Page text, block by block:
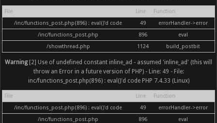
File Line
Function
/inc/functions_post.php(896) : eval()'d code
49
errorHandler->error
/inc/functions_post.php
896
eval
/showthread.php
1124 build_postbit
Warning[2] Use of undefined constant inline_ad - assumed 'inline_ad' (this will
throw an Error in a future version of PHP) - Line: 49 - File:
inc/functions_post.php(896) : eval()'d code PHP 7.4.33 (Linux)
File Line
Function
/inc/functions_post.php(896) : eval()'d code
49
errorHandler->error
/inc/functions_post.php
896
eval